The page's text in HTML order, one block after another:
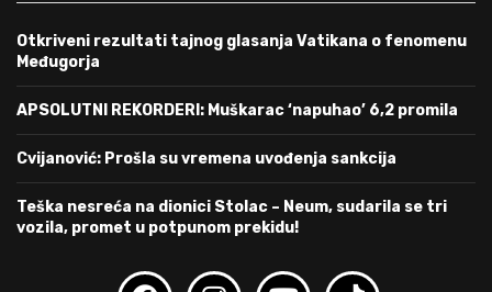
Otkriveni rezultati tajnog glasanja Vatikana o fenomenu
Međugorja
APSOLUTNI REKORDERI: Muškarac ‘napuhao’ 6,2 promila
Cvijanović: Prošla su vremena uvođenja sankcija
Teška nesreća na dionici Stolac – Neum, sudarila se tri
vozila, promet u potpunom prekidu!